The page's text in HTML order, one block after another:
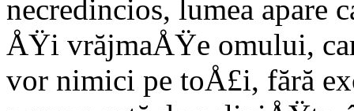
necredincios, lumea apare
ÅŸi vrăjmaÅŸe omului,
vor nimici pe toÅ£i, fără